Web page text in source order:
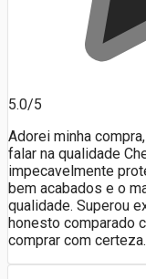
5.0/5
Adorei minha
falar na qualidade
impecavelmente
bem acabados e o
qualidade. Superou
honesto comparado
comprar com certeza.